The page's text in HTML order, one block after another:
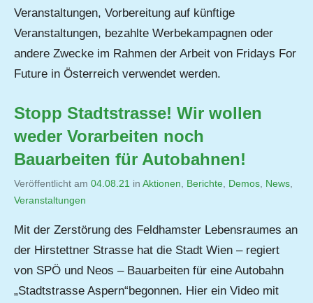
Veranstaltungen, Vorbereitung auf künftige
Veranstaltungen, bezahlte Werbekampagnen oder
andere Zwecke im Rahmen der Arbeit von Fridays For
Future in Österreich verwendet werden.
Stopp Stadtstrasse! Wir wollen
weder Vorarbeiten noch
Bauarbeiten für Autobahnen!
Veröffentlicht am 04.08.21 von
in Aktionen Berichte Demos News
Veranstaltungen
Mit der Zerstörung des Feldhamster Lebensraumes an
der Hirstettner Strasse hat die Stadt Wien – regiert
von SPÖ und Neos – Bauarbeiten für eine Autobahn
„Stadtstrasse Aspern“begonnen. Hier ein Video mit